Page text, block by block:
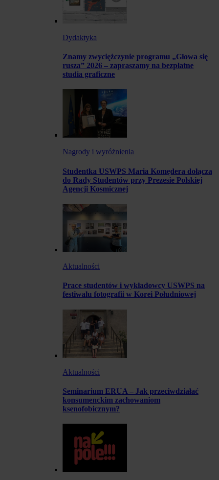
Dydaktyka
Znamy zwyciężczynie programu „Głowa się
rusza” 2026 – zapraszamy na bezpłatne
studia graficzne
Nagrody i wyróżnienia
Studentka USWPS Maria Komędera dołącza
do Rady Studentów przy Prezesie Polskiej
Agencji Kosmicznej
Aktualności
Prace studentów i wykładowcy USWPS na
festiwalu fotografii w Korei Południowej
Aktualności
Seminarium ERUA – Jak przeciwdziałać
konsumenckim zachowaniom
ksenofobicznym?